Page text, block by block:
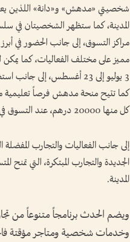
شخصيتي «مدهش» و«دانة» اللذين
المدينة، كما ستظهر الشخصيتان في
مراكز التسوق، إلى جانب الحضور في
مميز على مختلف الفعاليات، كما يمكن
3 يوليو إلى 23 أغسطس، إلى
كل منها 20000 درهم، عند التسوق في المراكز التجارية المشاركة في مختلف أنحاء دبي.
الجديدة والتجارب المبتكرة، التي تمنح
المدينة.
ويضم الحدث برنامجاً متنوعاً من
وخدمات شخصية ومتاجر مؤقتة